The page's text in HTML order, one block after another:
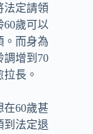
法定請領
歲可以
。而身為
調增到70
長。
在60歲甚
到法定退